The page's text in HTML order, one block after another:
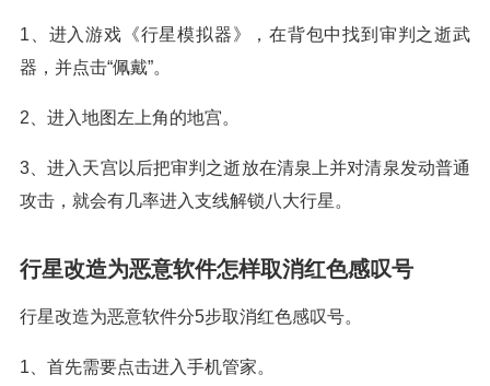
1、进入游戏《行星模拟器》，在背包中找到审判之逝武
器，并点击“佩戴”。
2、进入地图左上角的地宫。
3、进入天宫以后把审判之逝放在清泉上并对清泉发动普通
攻击，就会有几率进入支线解锁八大行星。
行星改造为恶意软件怎样取消红色感叹号
行星改造为恶意软件分5步取消红色感叹号。
1、首先需要点击进入手机管家。